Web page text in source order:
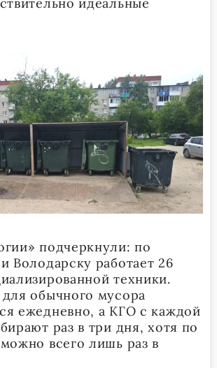
подчеркнули: по
Володарску работает 26
техники.
обычного мусора
ежедневно, а КГО с каждой
раз в три дня, хотя по
всего лишь раз в